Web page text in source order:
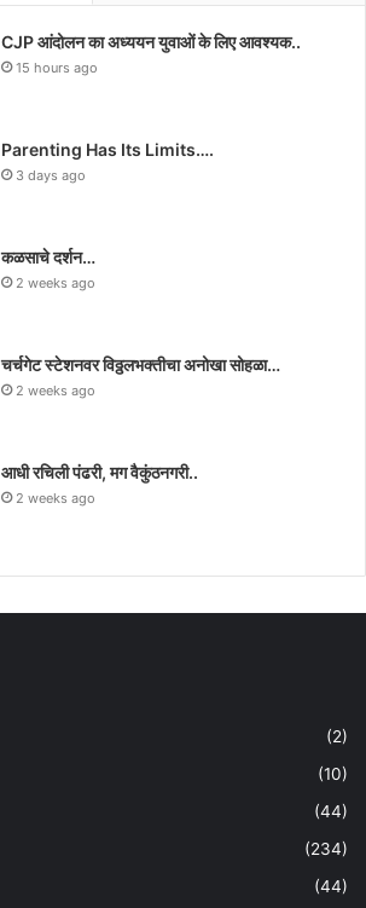
CJP आंदोलन का अध्ययन युवाओं के लिए आवश्यक..
15 hours ago
Parenting Has Its Limits….
3 days ago
कळसाचे दर्शन…
2 weeks ago
चर्चगेट स्टेशनवर विठ्ठलभक्तीचा अनोखा सोहळा…
2 weeks ago
आधी रचिली पंढरी, मग वैकुंठनगरी..
2 weeks ago
(2)
(10)
(44)
(234)
(44)